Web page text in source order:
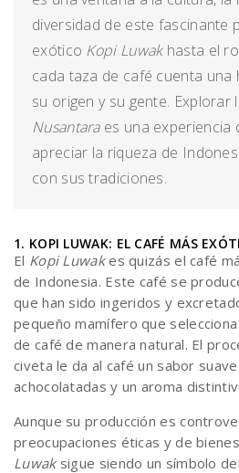
diversidad de este fascinante
exótico Kopi Luwakhasta el
cada taza de café cuenta una
su origen y su gente. Explorar
Nusantaraes una experiencia
apreciar la riqueza de
con sus tradiciones.
1. KOPI LUWAK: EL CAFÉ MÁS
El Kopi Luwakes quizás el café
de Indonesia. Este café se
que han sido ingeridos y
pequeño mamífero que
de café de manera natural. El
civeta le da al café un sabor
achocolatadas y un aroma
Aunque su producción es
preocupaciones éticas y de
Luwaksigue siendo un símbolo